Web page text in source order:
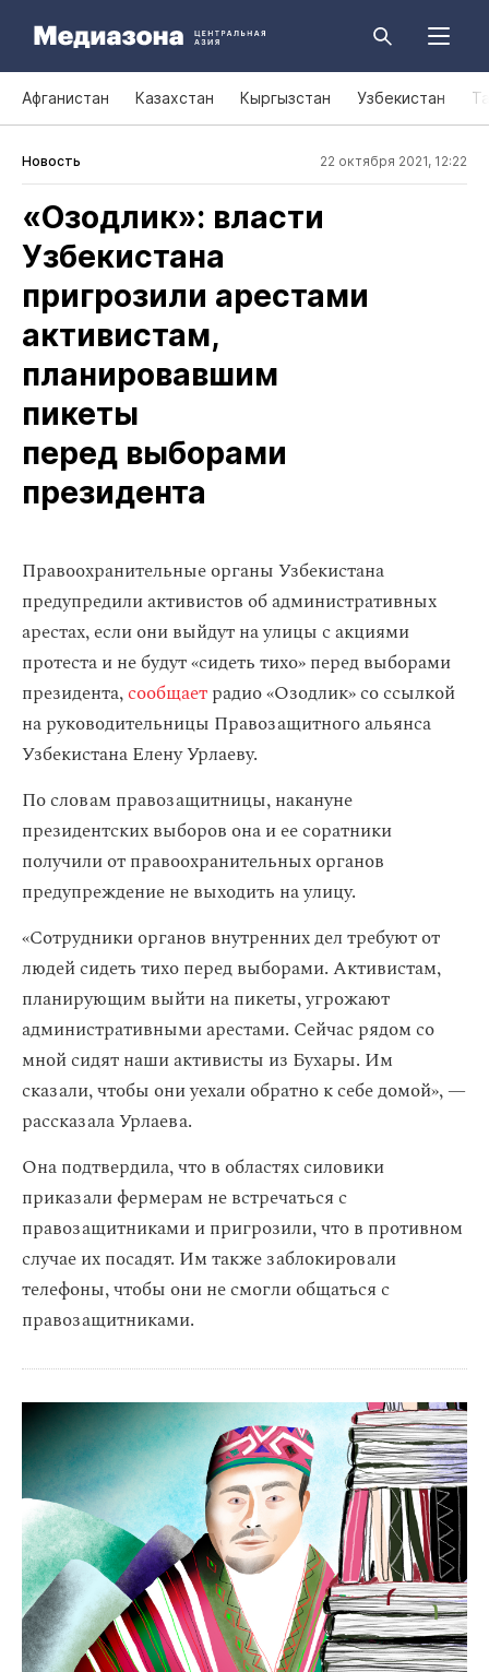
Афганистан Казахстан Кыргызстан Узбекистан
Новость 22 октября 2021, 12:22
«Озодлик»: власти
Узбекистана
пригрозили арестами
активистам,
планировавшим
пикеты
перед выборами
президента
Правоохранительные органы Узбекистана
предупредили активистов об административных
арестах, если они выйдут на улицы с акциями
протеста и не будут «сидеть тихо» перед выборами
президента,сообщаетрадио «Озодлик» со ссылкой
на руководительницы Правозащитного альянса
Узбекистана Елену Урлаеву.
По словам правозащитницы, накануне
президентских выборов она и ее соратники
получили от правоохранительных органов
предупреждение не выходить на улицу.
«Сотрудники органов внутренних дел требуют от
людей сидеть тихо перед выборами. Активистам,
планирующим выйти на пикеты, угрожают
административными арестами. Сейчас рядом со
мной сидят наши активисты из Бухары. Им
сказали, чтобы они уехали обратно к себе домой», —
рассказала Урлаева.
Она подтвердила, что в областях силовики
приказали фермерам не встречаться с
правозащитниками и пригрозили, что в противном
случае их посадят. Им также заблокировали
телефоны, чтобы они не смогли общаться с
правозащитниками.